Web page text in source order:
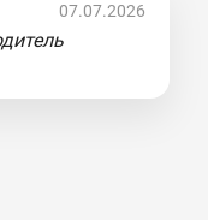
07.07.2026